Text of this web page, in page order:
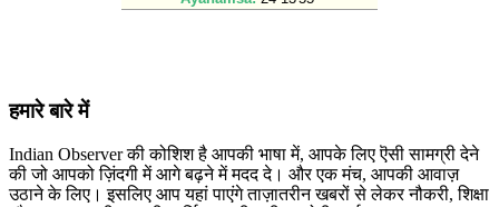
हमारे बारे में
Indian Observer की कोशिश है आपकी भाषा में, आपके लिए ऎसी सामग्री देने
की जो आपको ज़िंदगी में आगे बढ़ने में मदद दे। और एक मंच, आपकी आवाज़
उठाने के लिए। इसलिए आप यहां पाएंगे ताज़ातरीन खबरों से लेकर नौकरी, शिक्षा